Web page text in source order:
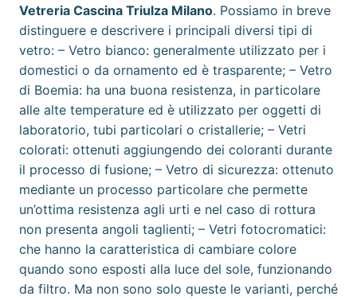
Vetreria Cascina Triulza Milano. Possiamo in breve
distinguere e descrivere i principali diversi tipi di
vetro: – Vetro bianco: generalmente utilizzato per i
domestici o da ornamento ed è trasparente; – Vetro
di Boemia: ha una buona resistenza, in particolare
alle alte temperature ed è utilizzato per oggetti di
laboratorio, tubi particolari o cristallerie; – Vetri
colorati: ottenuti aggiungendo dei coloranti durante
il processo di fusione; – Vetro di sicurezza: ottenuto
mediante un processo particolare che permette
un’ottima resistenza agli urti e nel caso di rottura
non presenta angoli taglienti; – Vetri fotocromatici:
che hanno la caratteristica di cambiare colore
quando sono esposti alla luce del sole, funzionando
da filtro. Ma non sono solo queste le varianti, perché